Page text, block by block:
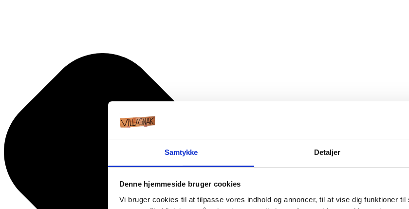
Samtykke Detaljer
Denne hjemmeside bruger cookies
Vi bruger cookies til at tilpasse vores indhold og annoncer, til at vise dig funktioner